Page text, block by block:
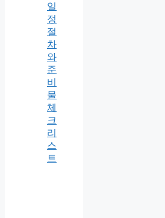
일
정
절
차
와
준
비
물
체
크
리
스
트